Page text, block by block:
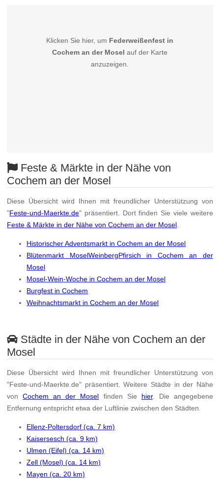
Klicken Sie hier, um Federweißenfest in
Cochem an der Mosel auf der Karte
anzuzeigen.
Feste & Märkte in der Nähe von
Cochem an der Mosel
Diese Übersicht wird Ihnen mit freundlicher Unterstützung von
"Feste-und-Maerkte.de" präsentiert. Dort finden Sie viele weitere
Feste & Märkte in der Nähe von Cochem an der Mosel
Historischer Adventsmarkt in Cochem an der Mosel
Blütenmarkt MoselWeinbergPfirsich in Cochem an der
Mosel
Mosel-Wein-Woche in Cochem an der Mosel
Burgfest in Cochem
Weihnachtsmarkt in Cochem an der Mosel
Städte in der Nähe von Cochem an der
Mosel
Diese Übersicht wird Ihnen mit freundlicher Unterstützung von
"Feste-und-Maerkte.de" präsentiert. Weitere Städte in der Nähe
vonCochem an der Mosel finden Sie hier. Die angegebene
Entfernung entspricht etwa der Luftlinie zwischen den Städten.
Ellenz-Poltersdorf (ca. 7 km)
Kaisersesch (ca. 9 km)
Ulmen (Eifel) (ca. 14 km)
Zell (Mosel) (ca. 14 km)
Mayen (ca. 20 km)